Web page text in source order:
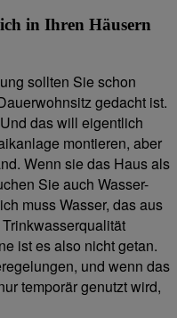
in Ihren Häusern
sollten Sie schon
gedacht ist.
das will eigentlich
montieren, aber
Wenn sie das Haus als
Sie auch Wasser-
muss Wasser, das aus
ist es also nicht getan.
und wenn das
temporär genutzt wird,